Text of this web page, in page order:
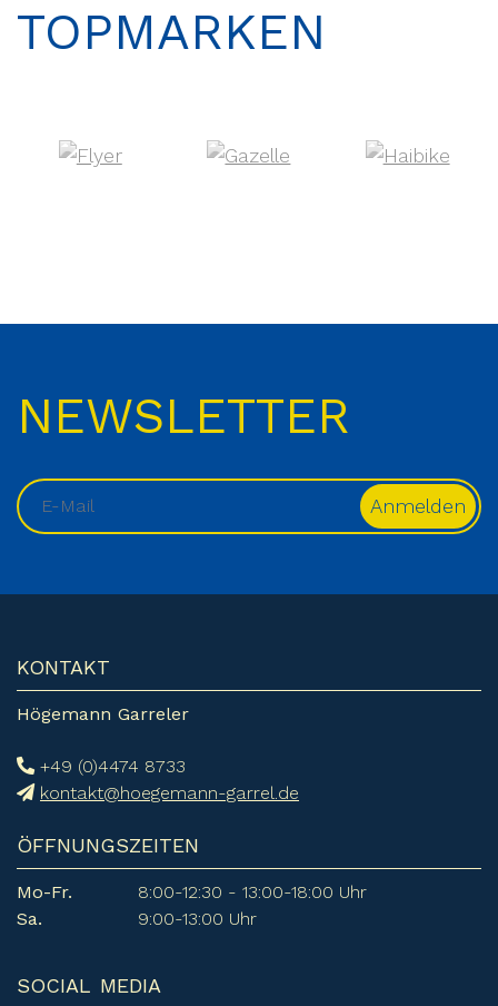
TOPMARKEN
NEWSLETTER
KONTAKT
Högemann Garreler
+49 (0)4474 8733
kontakt@hoegemann-garrel.de
ÖFFNUNGSZEITEN
Mo-Fr.
8:00-12:30 - 13:00-18:00 Uhr
Sa.
9:00-13:00 Uhr
SOCIAL MEDIA